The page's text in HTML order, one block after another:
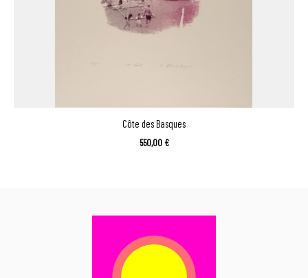
Côte des Basques
550,00 €